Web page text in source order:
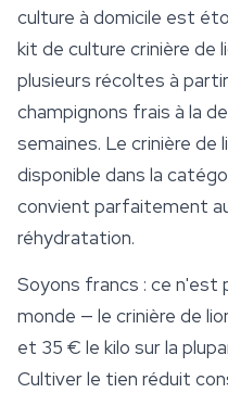
culture à domicile est
kit de culture crinière de
plusieurs récoltes à
champignons frais à la
semaines. Le crinière de
disponible dans la
convient parfaitement
réhydratation.
Soyons francs : ce n'est
monde — le crinière de
et 35 € le kilo sur la
Cultiver le tien réduit